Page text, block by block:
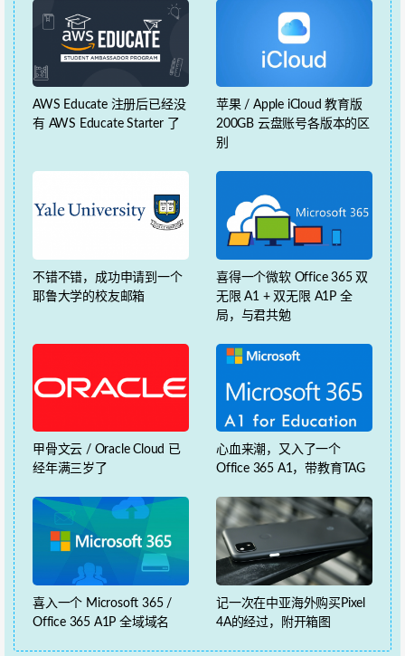
AWS Educate 注册后已经没
有 AWS Educate Starter 了
苹果 / Apple iCloud 教育版
200GB 云盘账号各版本的区
别
不错不错，成功申请到一个
耶鲁大学的校友邮箱
喜得一个微软 Office 365 双
无限 A1 + 双无限 A1P 全
局，与君共勉
甲骨文云 / Oracle Cloud 已
经年满三岁了
心血来潮，又入了一个
Office 365 A1，带教育TAG
喜入一个 Microsoft 365 /
Office 365 A1P 全域域名
记一次在中亚海外购买Pixel
4A的经过，附开箱图